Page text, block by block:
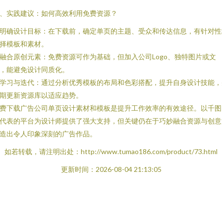
实践建议：如何高效利用免费资源？
确设计目标：在下载前，确定单页的主题、受众和传达信息，有针对
模板和素材。
合原创元素：免费资源可作为基础，但加入公司Logo、独特图片或文
能避免设计同质化。
习与迭代：通过分析优秀模板的布局和色彩搭配，提升自身设计技能
更新资源库以适应趋势。
下载广告公司单页设计素材和模板是提升工作效率的有效途径。以千
表的平台为设计师提供了强大支持，但关键仍在于巧妙融合资源与创
出令人印象深刻的广告作品。
如若转载，请注明出处：http://www.tumao186.com/product/73.html
更新时间：2026-08-04 21:13:05